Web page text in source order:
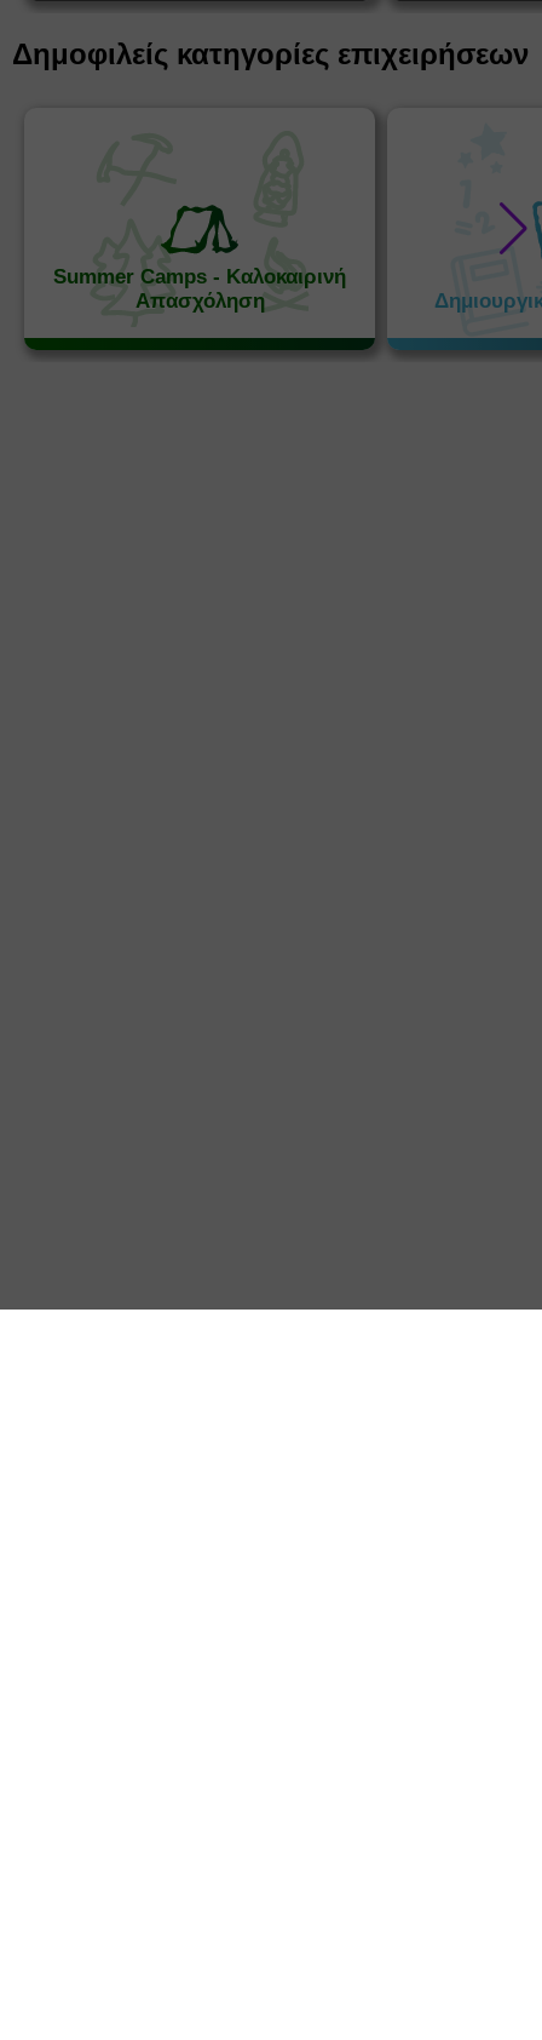
Δημοφιλείς κατηγορίες επιχειρήσεων
Summer Camps - Καλοκαιρινή
Απασχόληση